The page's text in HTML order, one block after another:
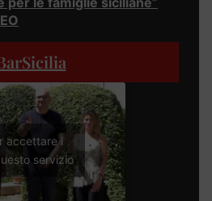
accettare i
servizio